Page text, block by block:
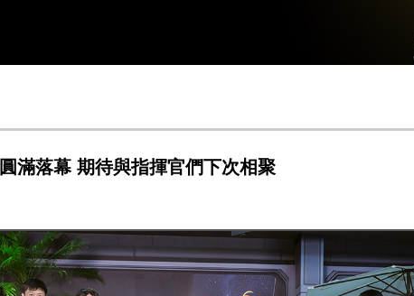
滿落幕 期待與指揮官們下次相聚